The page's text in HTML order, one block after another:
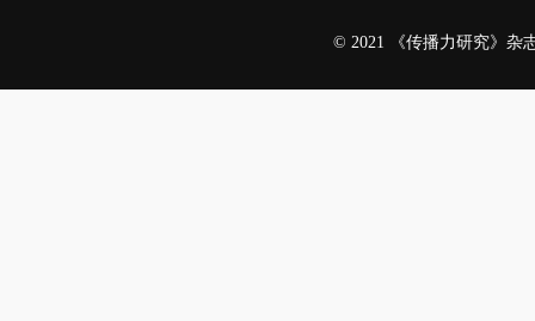
© 2021 《传播力研究》